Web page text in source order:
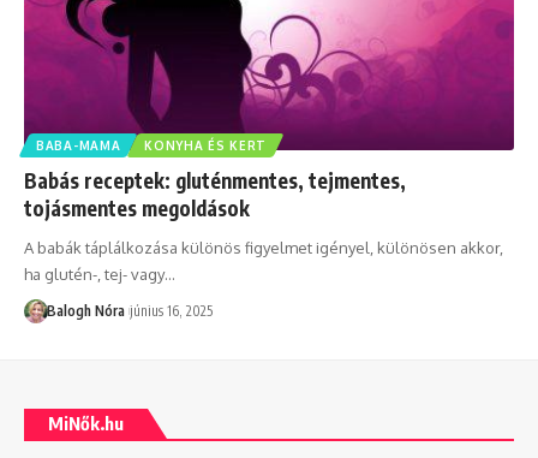
BABA-MAMA KONYHA ÉS KERT
Babás receptek: gluténmentes, tejmentes,
tojásmentes megoldások
A babák táplálkozása különös figyelmet igényel, különösen akkor,
ha glutén-, tej- vagy…
Balogh Nóra június 16, 2025
MiNők.hu